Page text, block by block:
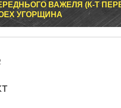
ВАЖЕЛЯ (К-Т
УГОРЩИНА